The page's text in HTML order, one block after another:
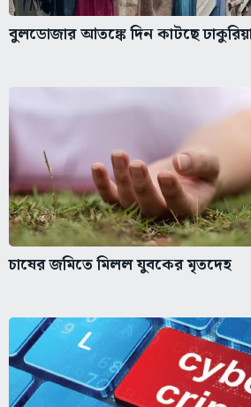
বুলডোজার আতঙ্কে দিন কাটছে
চাষের জমিতে মিলল যুবকের মৃতদেহ